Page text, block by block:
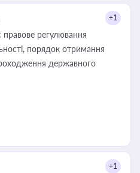
+1
регулювання
порядок отримання
державного
+1